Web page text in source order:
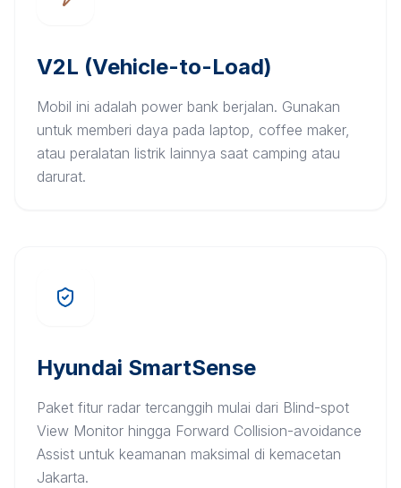
V2L (Vehicle-to-Load)
Mobil ini adalah power bank berjalan. Gunakan
untuk memberi daya pada laptop, coffee maker,
atau peralatan listrik lainnya saat camping atau
darurat.
Hyundai SmartSense
Paket fitur radar tercanggih mulai dari Blind-spot
View Monitor hingga Forward Collision-avoidance
Assist untuk keamanan maksimal di kemacetan
Jakarta.